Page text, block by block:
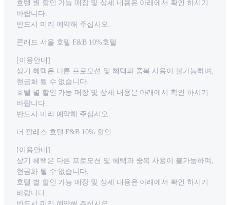
호텔 별 할인 가능 매장 및 상세 내용은 아래에서 확인 하시기
바랍니다.
반드시 미리 예약해 주십시오.
콘래드 서울 호텔 F&B 10%호텔
[이용안내]
상기 혜택은 다른 프로모션 및 혜택과 중복 사용이 불가능하며,
현금화 될 수 없습니다.
호텔 별 할인 가능 매장 및 상세 내용은 아래에서 확인 하시기
바랍니다.
반드시 미리 예약해 주십시오.
더 팔래스 호텔 F&B 10% 할인
[이용안내]
상기 혜택은 다른 프로모션 및 혜택과 중복 사용이 불가능하며,
현금화 될 수 없습니다.
호텔 별 할인 가능 매장 및 상세 내용은 아래에서 확인 하시기
바랍니다.